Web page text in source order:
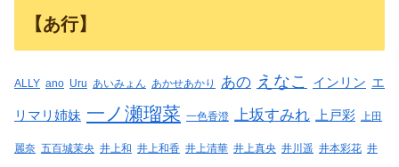
【あ行】
ALLY ano Uru あいみょん あかせあかり あの えなこ インリン エ
リマリ姉妹 一ノ瀬瑠菜 一色香澄 上坂すみれ 上戸彩 上田
麗奈 五百城茉央 井上和 井上和香 井上清華 井上真央 井川遥 井本彩花 井